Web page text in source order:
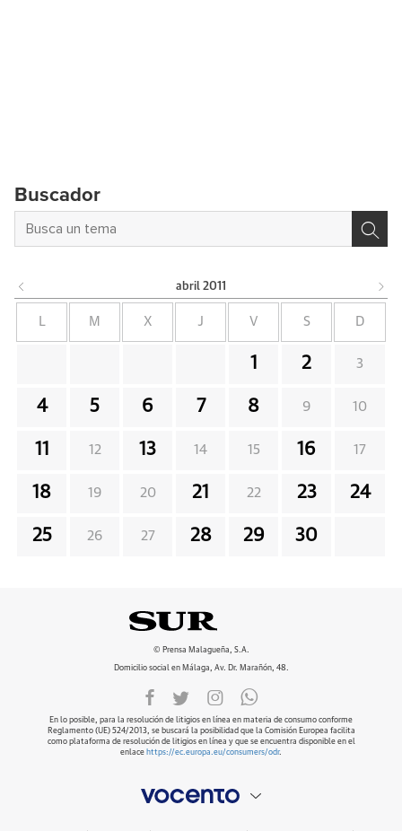
Buscador
abril 2011
L M X J V S D
1 2 3
4 5 6 7 8 9 10
11 12 13 14 15 16 17
18 19 20 21 22 23 24
25 26 27 28 29 30
© Prensa Malagueña, S.A.
Domicilio social en Málaga, Av. Dr. Marañón, 48.
En lo posible, para la resolución de litigios en línea en materia de consumo conforme
Reglamento (UE) 524/2013, se buscará la posibilidad que la Comisión Europea facilita
como plataforma de resolución de litigios en línea y que se encuentra disponible en el
enlace https://ec.europa.eu/consumers/odr.